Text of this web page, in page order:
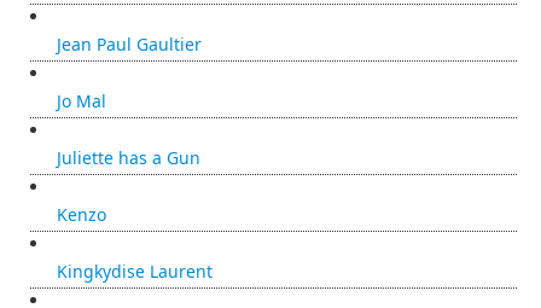
Jean Paul Gaultier
Jo Mal
Juliette has a Gun
Kenzo
Kingkydise Laurent